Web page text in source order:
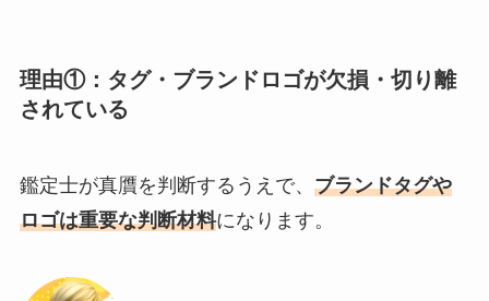
理由①：タグ・ブランドロゴが欠損・切り離
されている
鑑定士が真贋を判断するうえで、 ブランドタグや
ロゴは重要な判断材料になります。